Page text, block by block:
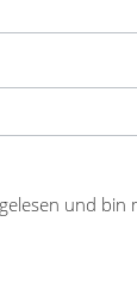
gelesen und bin